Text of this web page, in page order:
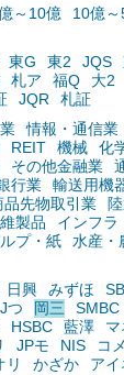
～10億
10億
東G 東2 JQS
札ア 福Q 大2
JQR
札証
情報・通信業
REIT 機械 化
その他金融業
行業
輸送用機
品先物取引業
製品
インフラ
プ・紙 水産・
日興 みずほ
つ 岡三 SMBC
HSBC 藍澤 マ
JPモ NIS コ
リ かざか アイ